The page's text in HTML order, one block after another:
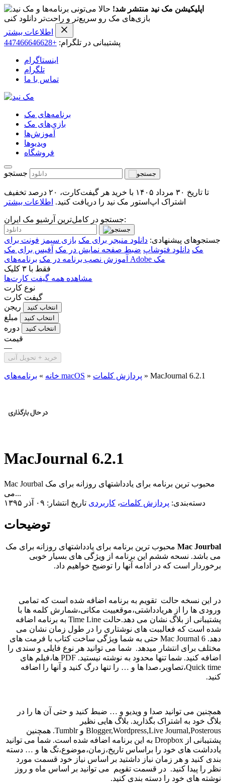
اپلیکیشن مک نید منتشر شد! حالا می‌تونی برنامه‌ها و
بازی‌های مک رو سریع‌تر و راحت‌تر دانلود کنی
اطلاعات بیشتر
پشتیبانی در تلگرام: +447466646628
اینستاگرام
تلگرام
تماس با ما
برنامه‌های مک
بازی‌های مک
آموزش‌ها
ویدیو‌ها
فروشگاه
جستجو
تا تاریخ ۳۰ مرداد ۱۴۰۵ با خرید هر گیفت‌کارت، ۲۰ درصد تخفیف
اشتراک اپ‌استور مک نید را دریافت کنید. اطلاعات بیشتر
جستجو در کامل‌ترین آرشیو مک ایران:
جستجوهای پیشنهادی: دانلود منیجر برای مک بازی سیمز فونت برای
مک دانلود فتوشاپ ضبط صفحه نمایش در مک آفیس برای مک
آموزش نصب برنامه در مک
برنامه‌های Adobe مک
فقط با ۳ کلیک
مشاهده همه گیفت کارت‌ها
نوع کارت
گیفت کارت
ریجن
انتخاب کنید
مبلغ انتخاب کنید
دوره انتخاب کنید
قیمت
—
خرید + تحویل آنی
خانه » برنامه‌های macOS » پردازش کلمات » MacJournal 6.2.1
MacJournal 6.2.1
Mac Jourbal محبوب ترین برنامه برای یادداشتهای روزانه برای مک
می...
دسته‌بندی: پردازش کلمات، کاربردی تاریخ انتشار: ۰۹ آذر ۱۳۹۵
توضیحات
Mac Jourbal محبوب ترین برنامه برای یادداشتهای روزانه برای مک
می باشد. نسحه ششم این برنامه از ویژگی های بسیار خوبی
برخوردار است که در ادامه آنها را توضیح خواهیم داد.
در این نسخه حالت تقویم به برنامه اضافه شده است که تمامی
ورودی ها را از هریادداشتی،موقعییت مکانی،شمارش کلمه ها با
پشتیبانی از بلاگ نشان می دهد.حالت Time Line به برنامه اضافه
شده است که فعالببت های نوشتاری را در طول زمان نشان می
دهد. Mac Journal 6 حتی به شما ویژگی ساخت کتاب با فرمت های
مختلف برای انتشار میدهد. شما می توانید هر نوع فایلی و سندی را
اضافه کنید. شما تنها محدود به نوشته نیستید. PDF ها،فیلم های
Quick time،تصاویر،صدا ها و … را تنها درگ کنید و آنها را اضافه
کنید.
همچنین می توانید صدا و ویدیو و … ضبط کنید و حتی آن ها را در
بلاگ خود به اشتراک بگذارید. بلاگ هایی نظیر
Blogger,Wordpress,Live Journal,Posterous و Tumblr. همچنین
پشتیبانی از Dropbox به این برنامه اضافه شده است. شما می توانید
یادداشت های خود را براساس تاریخ،زمان،موضوع،تگ ها و … دسته
بندی کنید و هر زمان نیاز داشتید بر اساس نیاز خود قسمت مورد
نظر را پیدا کنید. در قسمت تقویم می توانید بر اساس ماه و روز
نوشته های خود را دسته بندی کنید.